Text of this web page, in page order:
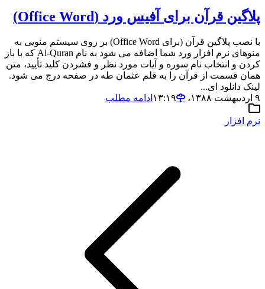
پلاگین قرآن برای آفیس ورد (Office Word)
با نصب پلاگین قرآن (برای Office Word) بر روی سیستم منویی به
منوهای نرم افزار ورد شما اضافه می شود به نام Al-Quran که با باز
کردن و انتخاب نام سوره و آیات مورد نظر و فشردن کلید تأیید، متن
همان قسمت از قرآن را به قلم عثمان طه در صفحه درج می شود.
لینک دانلود ای...
۹ اردیبهشت ۱۳۸۸،‏ ۱۳:۱۹
ادامه مطلب
نرم افزار